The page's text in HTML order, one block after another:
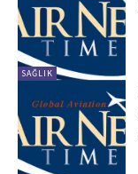
SAĞLIK